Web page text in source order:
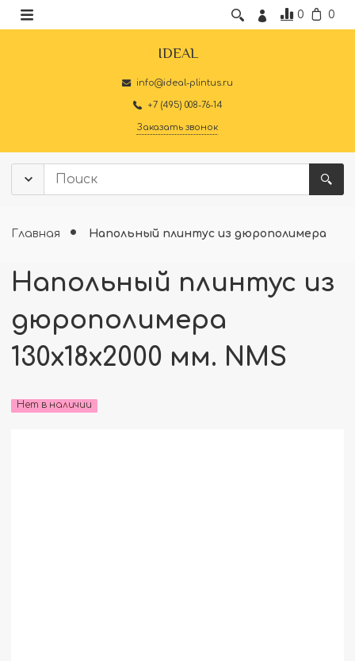
0 0
IDEAL
info@ideal-plintus.ru
+7 (495) 008-76-14
Заказать звонок
Главная Напольный плинтус из дюрополимера
Напольный плинтус из
дюрополимера
130x18x2000 мм. NMS
Нет в наличии